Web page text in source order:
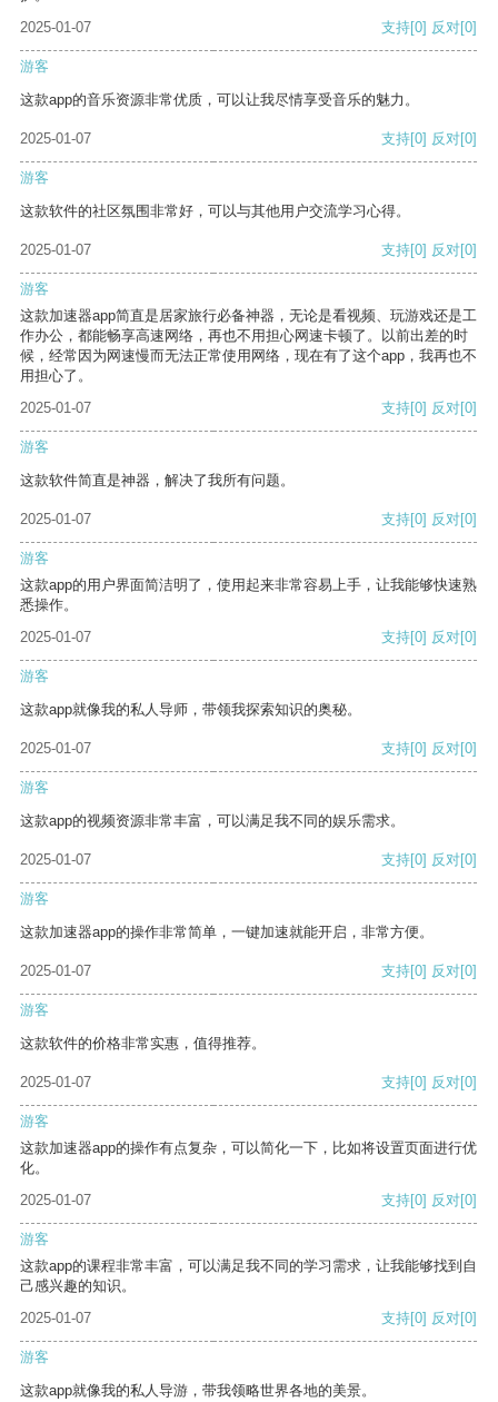
2025-01-07
支持[0] 反对[0]
游客
这款app的音乐资源非常优质，可以让我尽情享受音乐的魅力。
2025-01-07 支持[0] 反对[0]
游客
这款软件的社区氛围非常好，可以与其他用户交流学习心得。
2025-01-07 支持[0] 反对[0]
游客
这款加速器app简直是居家旅行必备神器，无论是看视频、玩游戏还是工
作办公，都能畅享高速网络，再也不用担心网速卡顿了。以前出差的时
候，经常因为网速慢而无法正常使用网络，现在有了这个app，我再也不
用担心了。
2025-01-07
支持[0] 反对[0]
游客
这款软件简直是神器，解决了我所有问题。
2025-01-07 支持[0] 反对[0]
游客
这款app的用户界面简洁明了，使用起来非常容易上手，让我能够快速熟
悉操作。
2025-01-07
支持[0] 反对[0]
游客
这款app就像我的私人导师，带领我探索知识的奥秘。
2025-01-07 支持[0] 反对[0]
游客
这款app的视频资源非常丰富，可以满足我不同的娱乐需求。
2025-01-07 支持[0] 反对[0]
游客
这款加速器app的操作非常简单，一键加速就能开启，非常方便。
2025-01-07 支持[0] 反对[0]
游客
这款软件的价格非常实惠，值得推荐。
2025-01-07 支持[0] 反对[0]
游客
这款加速器app的操作有点复杂，可以简化一下，比如将设置页面进行优
化。
2025-01-07
支持[0] 反对[0]
游客
这款app的课程非常丰富，可以满足我不同的学习需求，让我能够找到自
己感兴趣的知识。
2025-01-07
支持[0] 反对[0]
游客
这款app就像我的私人导游，带我领略世界各地的美景。